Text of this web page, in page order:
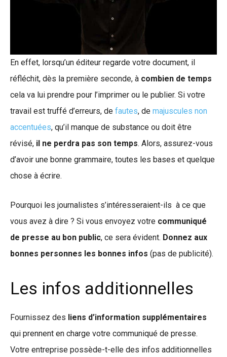
En effet, lorsqu’un éditeur regarde votre document, il
réfléchit, dès la première seconde, à combien de temps
cela va lui prendre pour l’imprimer ou le publier. Si votre
travail est truffé d’erreurs, de fautes, de majuscules non
accentuées, qu’il manque de substance ou doit être
révisé, il ne perdra pas son temps. Alors, assurez-vous
d’avoir une bonne grammaire, toutes les bases et quelque
chose à écrire.
Pourquoi les journalistes s’intéresseraient-ils à ce que
vous avez à dire ? Si vous envoyez votre communiqué
de presse au bon public, ce sera évident. Donnez aux
bonnes personnes les bonnes infos (pas de publicité).
Les infos additionnelles
Fournissez des liens d’information supplémentaires
qui prennent en charge votre communiqué de presse.
Votre entreprise possède-t-elle des infos additionnelles